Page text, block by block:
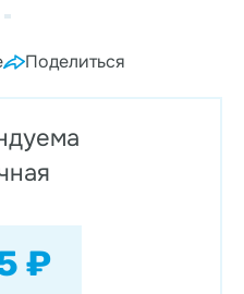
Поделиться
₽